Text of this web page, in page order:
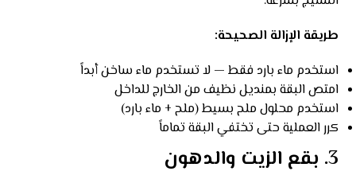
طريقة الإزالة الصحيحة:
استخدم ماء بارد فقط — لا تستخدم ماء ساخن أبداً
امتص البقة بمنديل نظيف من الخارج للداخل
استخدم محلول ملح بسيط (ملح + ماء بارد)
كرر العملية حتى تختفي البقة تماماً
3. بقع الزيت والدهون